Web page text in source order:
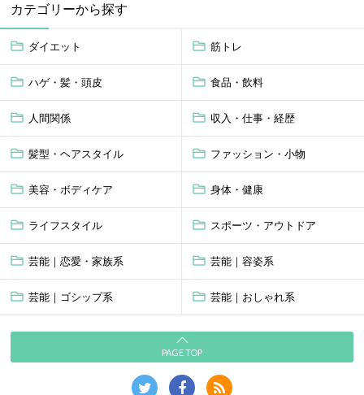
カテゴリーから探す
ダイエット 筋トレ
ハゲ・髪・頭皮 食品・飲料
人間関係 収入・仕事・経歴
髪型・ヘアスタイル ファッション・小物
美容・ボディケア 身体・健康
ライフスタイル スポーツ・アウトドア
芸能｜恋愛・家族系 芸能｜容姿系
芸能｜ゴシップ系 芸能｜おしゃれ系
PAGE TOP